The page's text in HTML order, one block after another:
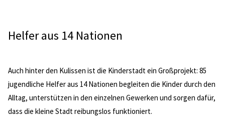
Helfer aus 14 Nationen
Auch hinter den Kulissen ist die Kinderstadt ein Großprojekt: 85
jugendliche Helfer aus 14 Nationen begleiten die Kinder durch den
Alltag, unterstützen in den einzelnen Gewerken und sorgen dafür,
dass die kleine Stadt reibungslos funktioniert.